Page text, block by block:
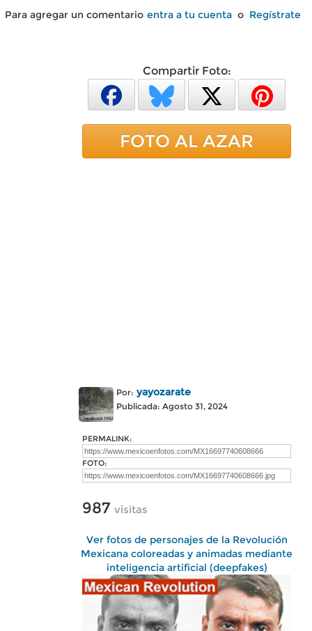
Para agregar un comentario entra a tu cuenta o Regístrate
Compartir Foto:
FOTO AL AZAR
Por: yayozarate
Publicada: Agosto 31, 2024
PERMALINK:
FOTO:
987 visitas
Ver fotos de personajes de la Revolución
Mexicana coloreadas y animadas mediante
inteligencia artificial (deepfakes)